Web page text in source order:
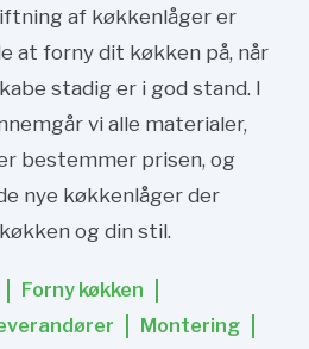
af køkkenlåger er
at forny dit køkken på, når
stadig er i god stand. I
vi alle materialer,
bestemmer prisen, og
nye køkkenlåger der
og din stil.
Forny køkken
Montering